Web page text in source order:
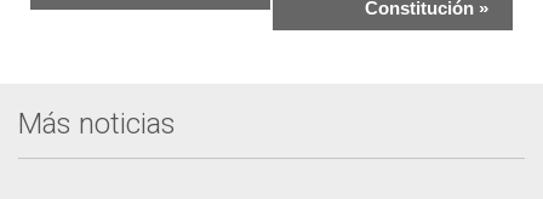
Constitución »
Más noticias